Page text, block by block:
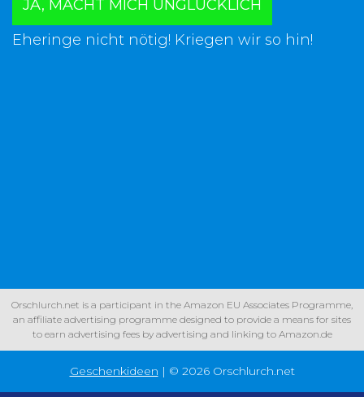
JA, MACHT MICH UNGLÜCKLICH
Eheringe nicht nötig! Kriegen wir so hin!
Orschlurch.net is a participant in the Amazon EU Associates Programme,
an affiliate advertising programme designed to provide a means for sites
to earn advertising fees by advertising and linking to Amazon.de
Geschenkideen | © 2026 Orschlurch.net